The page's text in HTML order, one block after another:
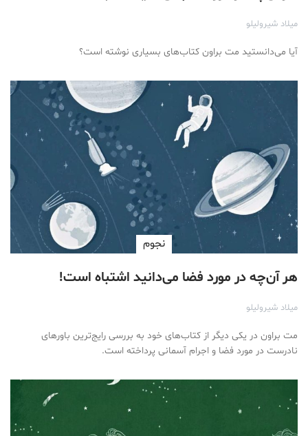
میلاد شیرولیلو
آیا می‌دانستید مت براون کتاب‌های بسیاری نوشته است؟
نجوم
هر آن‌چه در مورد فضا می‌دانید اشتباه است!
میلاد شیرولیلو
مت براون در یکی دیگر از کتاب‌های خود به بررسی رایج‌ترین باورهای
نادرست در مورد فضا و اجرام آسمانی پرداخته است.